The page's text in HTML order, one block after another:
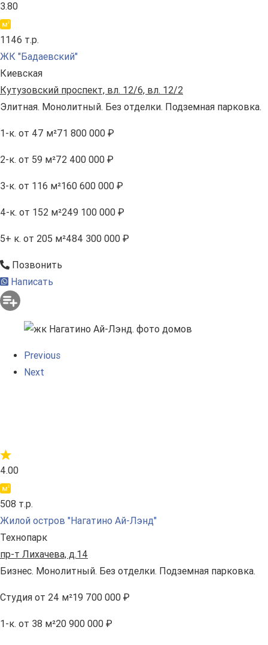
3.80
1146 т.р.
ЖК "Бадаевский"
Киевская
Кутузовский проспект, вл. 12/6, вл. 12/2
Элитная. Монолитный. Без отделки. Подземная парковка.
1-к. от 47 м²71 800 000 ₽
2-к. от 59 м²72 400 000 ₽
3-к. от 116 м²160 600 000 ₽
4-к. от 152 м²249 100 000 ₽
5+ к. от 205 м²484 300 000 ₽
Позвонить
Написать
Previous
Next
4.00
508 т.р.
Жилой остров "Нагатино Ай-Лэнд"
Технопарк
пр-т Лихачева, д.14
Бизнес. Монолитный. Без отделки. Подземная парковка.
Студия от 24 м²19 700 000 ₽
1-к. от 38 м²20 900 000 ₽